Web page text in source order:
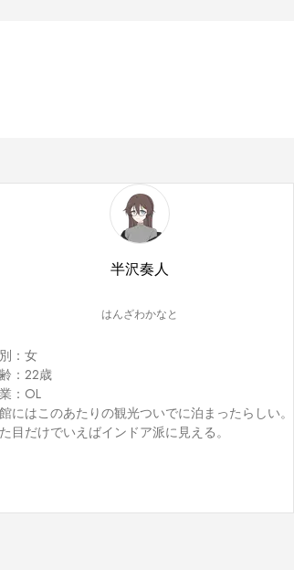
半沢奏人
はんざわかなと
：女
：22歳
：OL
にはこのあたりの観光ついでに泊まったらしい。